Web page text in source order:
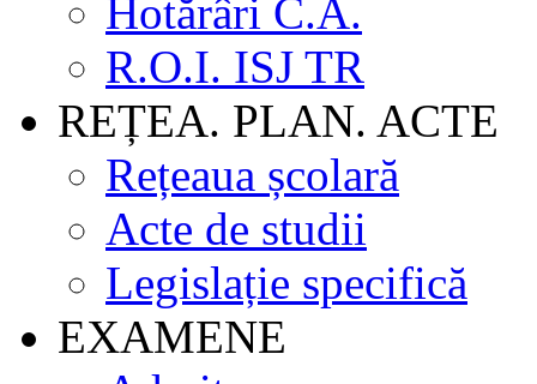
Hotărâri C.A.
R.O.I. ISJ TR
REȚEA. PLAN. ACTE
Rețeaua școlară
Acte de studii
Legislație specifică
EXAMENE